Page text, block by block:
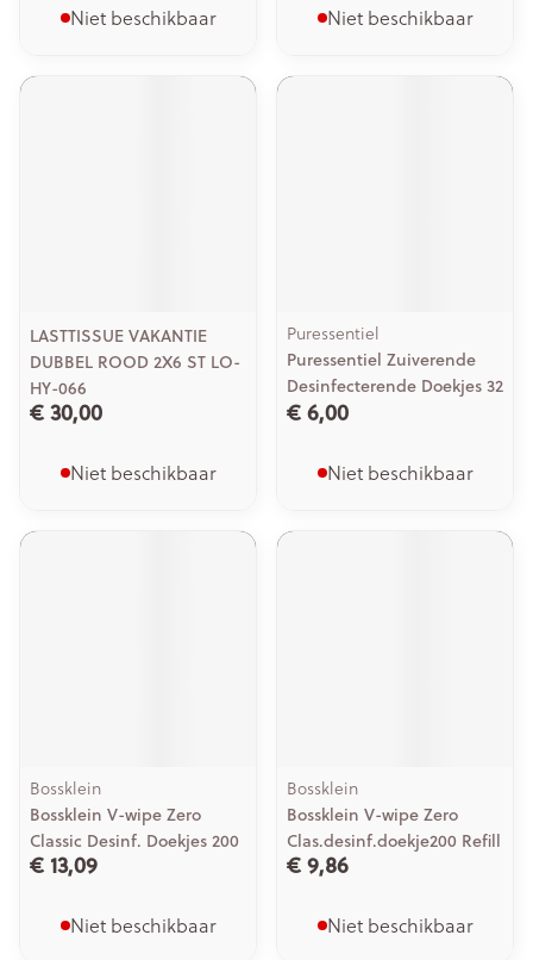
Niet beschikbaar Niet beschikbaar
LASTTISSUE VAKANTIE
DUBBEL ROOD 2X6 ST LO-
HY-066
€ 30,00
Niet beschikbaar
Puressentiel
Puressentiel Zuiverende
Desinfecterende Doekjes 32
€ 6,00
Niet beschikbaar
Bossklein
Bossklein V-wipe Zero
Classic Desinf. Doekjes 200
€ 13,09
Niet beschikbaar
Bossklein
Bossklein V-wipe Zero
Clas.desinf.doekje200 Refill
€ 9,86
Niet beschikbaar